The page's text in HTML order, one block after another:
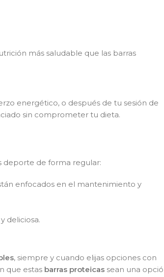
más saludable que las barras
energético, o después de tu sesión de
sin comprometer tu dieta.
deporte de forma regular:
enfocados en el mantenimiento y
deliciosa.
, siempre y cuando elijas opciones con
que estas barras proteicas sean una